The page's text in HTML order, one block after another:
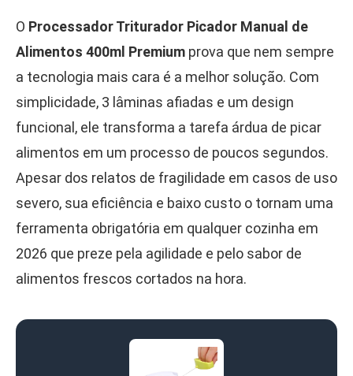
O Processador Triturador Picador Manual de
Alimentos 400ml Premium prova que nem sempre
a tecnologia mais cara é a melhor solução. Com
simplicidade, 3 lâminas afiadas e um design
funcional, ele transforma a tarefa árdua de picar
alimentos em um processo de poucos segundos.
Apesar dos relatos de fragilidade em casos de uso
severo, sua eficiência e baixo custo o tornam uma
ferramenta obrigatória em qualquer cozinha em
2026 que preze pela agilidade e pelo sabor de
alimentos frescos cortados na hora.